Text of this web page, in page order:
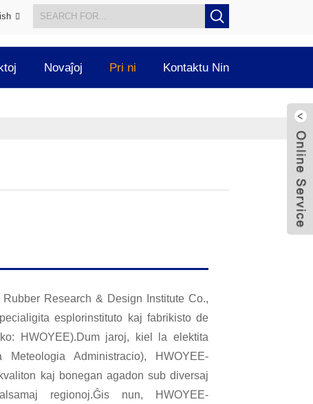
Novaĵoj Pri ni Kontaktu Nin
Research & Design Institute Co.,
esplorinstituto kaj fabrikisto de
HWOYEE).Dum jaroj, kiel la elektita
Administracio), HWOYEE-
kaj bonegan agadon sub diversaj
regionoj.Ĝis nun, HWOYEE-